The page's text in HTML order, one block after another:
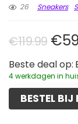
26
Sneakers
€119.99 €
Beste deal op:
4 werkdagen in
BESTEL BIJ